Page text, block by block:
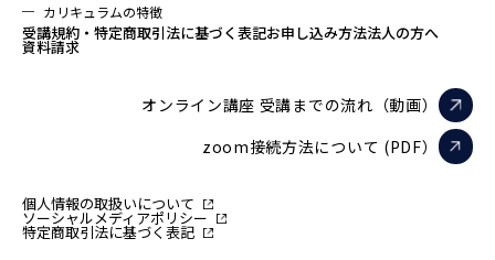
カリキュラムの特徴
受講規約・特定商取引法に基づく表記お申し込み方法法人の方へ
資料請求
オンライン講座 受講までの流れ（動画）
zoom接続方法について (PDF）
個人情報の取扱いについて
ソーシャルメディアポリシー
特定商取引法に基づく表記